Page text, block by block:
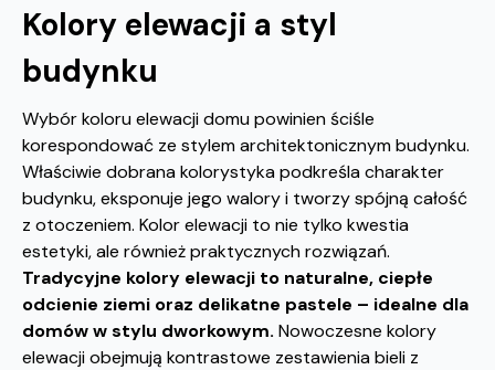
Kolory elewacji a styl
budynku
Wybór koloru elewacji domu powinien ściśle
korespondować ze stylem architektonicznym budynku.
Właściwie dobrana kolorystyka podkreśla charakter
budynku, eksponuje jego walory i tworzy spójną całość
z otoczeniem. Kolor elewacji to nie tylko kwestia
estetyki, ale również praktycznych rozwiązań.
Tradycyjne kolory elewacji to naturalne, ciepłe
odcienie ziemi oraz delikatne pastele – idealne dla
domów w stylu dworkowym. Nowoczesne kolory
elewacji obejmują kontrastowe zestawienia bieli z